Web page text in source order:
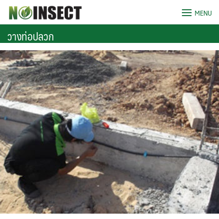
Skip
MENU
วางท่อปลวก